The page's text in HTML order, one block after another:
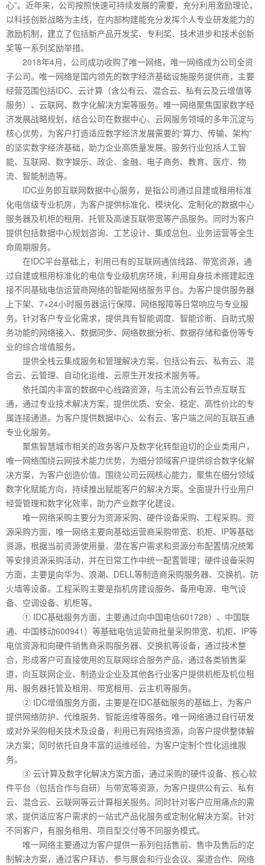
心”。近年来，公司按照快速可持续发展的需要，充分利用激励理论，
以科技创新战略为主线，在内部构建能充分发挥个人专业研发能力的
激励机制，建立了包括新产品开发奖、专利奖、技术进步和技术创新
奖等一系列奖励举措。
2018年4月，公司成功收购了唯一网络，唯一网络成为公司全资
子公司。唯一网络是国内领先的数字经济基础设施服务提供商，主要
经营范围包括IDC、云计算（含公有云、混合云、私有云及云增值等
服务）、云联网、数字化解决方案等服务。唯一网络聚焦国家数字经
济发展战略规划，结合公司在数据中心、云网服务领域的多年沉淀与
核心优势，为客户打造适应数字经济发展需要的“算力、传输、架构”
的坚实数字经济基础，助力企业高质量发展。服务行业包括人工智
能、互联网、数字娱乐、政企、金融、电子商务、教育、医疗、物
流、智能制造等。
IDC业务即互联网数据中心服务，是指公司通过自建或租用标准
化电信级专业机房，为客户提供标准化、模块化、定制化的数据中心
服务器及机柜的租用、托管及高速互联带宽等产品服务。同时为客户
提供包括数据中心规划咨询、工艺设计、集成总包、业务运营等全生
命周期服务。
在IDC平台基础上，利用已有的互联网通信线路、带宽资源，通
过自建或租用标准化的电信专业级机房环境，利用自身技术搭建起连
接不同基础电信运营商网络的智能网络服务平台。为客户提供服务器
上下架、7×24小时服务器运行保障、网络报障等日常响应与专业服
务。针对客户专业化需求，提供具有智能调度、智能诊断、自助式服
务功能的网络接入、数据同步、网络数据分析、数据存储和备份等专
业的综合增值服务。
提供全栈云集成服务和管理解决方案，包括公有云、私有云、混
合云、云管理、自动化运维、云原生开发技术服务等。
依托国内丰富的数据中心线路资源，与主流公有云节点互联互
通，通过专业技术解决方案，提供优质、安全、稳定、高性价比的专
属连接通道。为客户提供数据中心、公有云、客户端之间的互联互通
专业化服务。
聚焦智慧城市相关的政务客户及数字化转型迫切的企业类用户，
唯一网络围绕云网技术能力优势，为细分领域客户提供综合数字化解
决方案，为客户创造价值。围绕公司云网核心能力，聚焦在细分领域
数字化赋能方向，持续推出赋能客户的解决方案。全面提升行业用户
经营管理和数字化效率，助力产业数字化建设。
唯一网络采购主要分为资源采购、硬件设备采购、工程采购。资
源采购方面，唯一网络主要向基础运营商采购带宽、机柜、IP等基础
资源，根据当前资源使用量、潜在客户需求和资源分布配置情况统筹
等安排资源采购活动，并在日常工作中统一配置管理；硬件设备采购
方面，主要是向华为、浪潮、DELL等制造商采购服务器、交换机、防
火墙等设备。工程采购主要是指机房建设服务、备用电源、电气设
备、空调设备、机柜等。
① IDC基础服务方面，主要通过向中国电信601728）、中国联
通、中国移动600941）等基础电信运营商批量采购带宽、机柜、IP等
电信资源和向硬件销售商采购服务器、交换机等设备，通过技术整
合，形成客户可直接使用的互联网综合服务产品，通过各类销售渠
道，向互联网企业、制造业企业及其他各行业客户提供机柜及机位租
用、服务器托管及租用、带宽租用、云主机等服务。
② IDC增值服务方面，主要是在IDC基础服务的基础上，为客户
提供网络防护、代维服务、智能运维等服务。唯一网络通过自行研发
或对外采购相关技术及设备，利用已有网络资源，向客户提供整体解
决方案；同时依托自身丰富的运维经验，为客户定制个性化运维服
务。
③ 云计算及数字化解决方案方面，通过采购的硬件设备、核心软
件平台（包括合作与自研）与带宽等资源，为客户提供公有云、私有
云、混合云、云联网等云计算相关服务。同时针对客户应用痛点的需
求，提供适应客户需求的一站式产品化服务或定制化解决方案。针对
不同客户，有服务租用、项目型交付等不同服务模式。
唯一网络主要通过为客户提供一系列包括售前、售中及售后的定
制解决方案，通过客户拜访、参与展会和行业会议、渠道合作、网络